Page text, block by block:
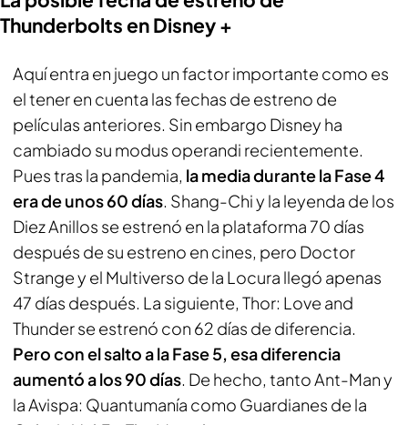
Thunderbolts en Disney +
Aquí entra en juego un factor importante como es
el tener en cuenta las fechas de estreno de
películas anteriores. Sin embargo Disney ha
cambiado su modus operandi recientemente.
Pues tras la pandemia, la media durante la Fase 4
era de unos 60 días. Shang-Chi y la leyenda de los
Diez Anillos se estrenó en la plataforma 70 días
después de su estreno en cines, pero Doctor
Strange y el Multiverso de la Locura llegó apenas
47 días después. La siguiente, Thor: Love and
Thunderse estrenó con 62 días de diferencia.
Pero con el salto a la Fase 5, esa diferencia
aumentó a los 90 días. De hecho, tantoAnt-Man y
la Avispa: Quantumanía como Guardianes de la